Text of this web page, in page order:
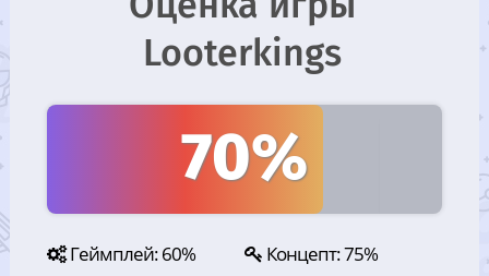
Looterkings
70%
Геймплей: 60%
Концепт: 75%